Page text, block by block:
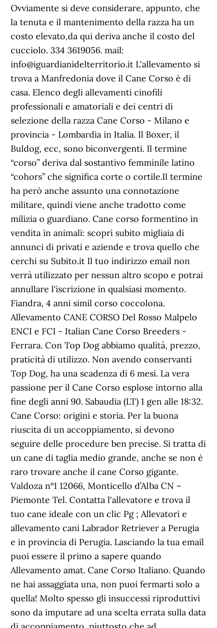
Ovviamente si deve considerare, appunto, che
la tenuta e il mantenimento della razza ha un
costo elevato,da qui deriva anche il costo del
cucciolo. 334 3619056. mail:
info@iguardianidelterritorio.it L'allevamento si
trova a Manfredonia dove il Cane Corso è di
casa. Elenco degli allevamenti cinofili
professionali e amatoriali e dei centri di
selezione della razza Cane Corso - Milano e
provincia - Lombardia in Italia. Il Boxer, il
Buldog, ecc, sono biconvergenti. Il termine
“corso” deriva dal sostantivo femminile latino
“cohors” che significa corte o cortile.Il termine
ha però anche assunto una connotazione
militare, quindi viene anche tradotto come
milizia o guardiano. Cane corso formentino in
vendita in animali: scopri subito migliaia di
annunci di privati e aziende e trova quello che
cerchi su Subito.it Il tuo indirizzo email non
verrà utilizzato per nessun altro scopo e potrai
annullare l'iscrizione in qualsiasi momento.
Fiandra, 4 anni simil corso coccolona.
Allevamento CANE CORSO Del Rosso Malpelo
ENCI e FCI - Italian Cane Corso Breeders -
Ferrara. Con Top Dog abbiamo qualità, prezzo,
praticità di utilizzo. Non avendo conservanti
Top Dog, ha una scadenza di 6 mesi. La vera
passione per il Cane Corso esplose intorno alla
fine degli anni 90. Sabaudia (LT) 1 gen alle 18:32.
Cane Corso: origini e storia. Per la buona
riuscita di un accoppiamento, si devono
seguire delle procedure ben precise. Si tratta di
un cane di taglia medio grande, anche se non è
raro trovare anche il cane Corso gigante.
Valdoza n°1 12066, Monticello d’Alba CN –
Piemonte Tel. Contatta l'allevatore e trova il
tuo cane ideale con un clic Pg ; Allevatori e
allevamento cani Labrador Retriever a Perugia
e in provincia di Perugia. Lasciando la tua email
puoi essere il primo a sapere quando
Allevamento amat. Cane Corso Italiano. Quando
ne hai assaggiata una, non puoi fermarti solo a
quella! Molto spesso gli insuccessi riproduttivi
sono da imputare ad una scelta errata sulla data